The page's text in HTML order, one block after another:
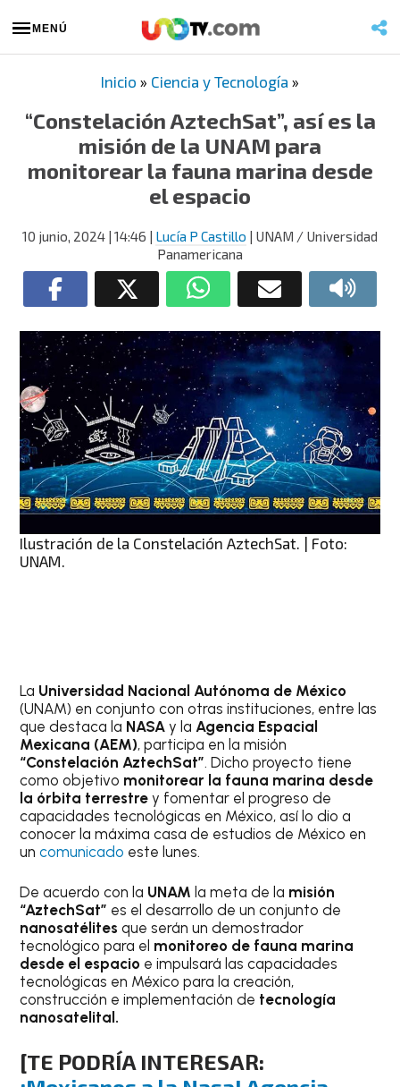
MENÚ
Inicio » Ciencia y Tecnología »
“Constelación AztechSat”, así es la
misión de la UNAM para
monitorear la fauna marina desde
el espacio
10 junio, 2024 | 14:46 | Lucía P Castillo | UNAM / Universidad
Panamericana
Ilustración de la Constelación AztechSat. | Foto:
UNAM.
La Universidad Nacional Autónoma de México
(UNAM) en conjunto con otras instituciones, entre las
que destaca la NASAy la Agencia Espacial
Mexicana (AEM), participa en la misión
“Constelación AztechSat”. Dicho proyecto tiene
como objetivo monitorear la fauna marina desde
la órbita terrestre y fomentar el progreso de
capacidades tecnológicas en México, así lo dio a
conocer la máxima casa de estudios de México en
un comunicado este lunes.
De acuerdo con la UNAM la meta de la misión
“AztechSat” es el desarrollo de un conjunto de
nanosatélites que serán un demostrador
tecnológico para el monitoreo de fauna marina
desde el espacio e impulsará las capacidades
tecnológicas en México para la creación,
construcción e implementación de tecnología
nanosatelital.
[TE PODRÍA INTERESAR: